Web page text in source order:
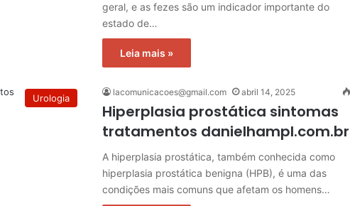
geral, e as fezes são um indicador importante do
estado de…
Leia mais »
Urologia
lacomunicacoes@gmail.com abril 14, 2025
Hiperplasia prostática sintomas
tratamentos danielhampl.com.br
A hiperplasia prostática, também conhecida como
hiperplasia prostática benigna (HPB), é uma das
condições mais comuns que afetam os homens…